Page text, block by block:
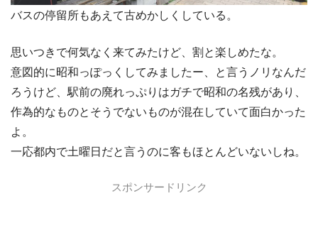
バスの停留所もあえて古めかしくしている。
思いつきで何気なく来てみたけど、割と楽しめたな。
意図的に昭和っぽっくしてみましたー、と言うノリなんだ
ろうけど、駅前の廃れっぷりはガチで昭和の名残があり、
作為的なものとそうでないものが混在していて面白かった
よ。
一応都内で土曜日だと言うのに客もほとんどいないしね。
スポンサードリンク